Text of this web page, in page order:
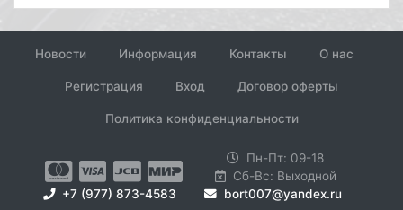
Новости Информация Контакты О нас
Регистрация Вход Договор оферты
Политика конфиденциальности
Пн-Пт: 09-18
Сб-Вс: Выходной
+7 (977) 873-4583
bort007@yandex.ru